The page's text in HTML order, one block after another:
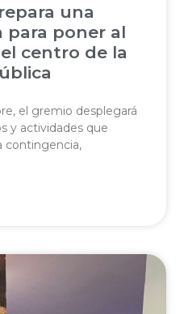
una
para poner al
centro de la
el gremio desplegará
y actividades que
contingencia,